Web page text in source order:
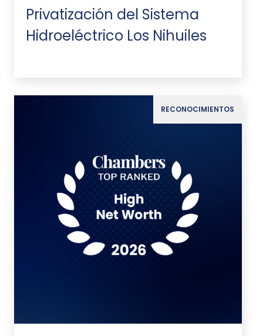
Privatización del Sistema
Hidroeléctrico Los Nihuiles
RECONOCIMIENTOS